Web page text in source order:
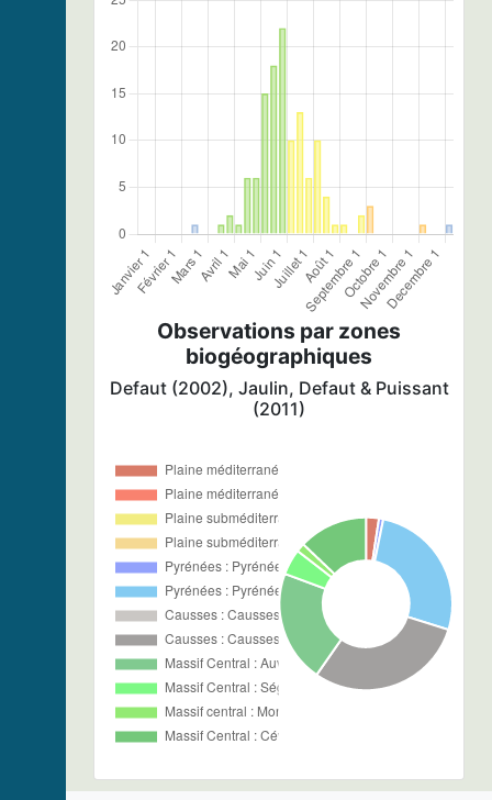
Observations par zones
biogéographiques
Defaut (2002), Jaulin, Defaut & Puissant
(2011)